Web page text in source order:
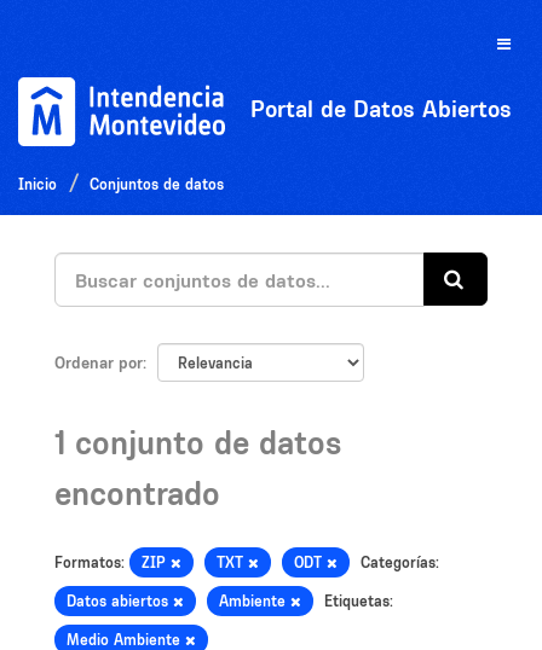
Toggle
Portal de Datos Abiertos
Inicio Conjuntos de datos
Ordenar por
1 conjunto de datos
encontrado
Formatos: ZIP TXT ODT Categorías:
Datos abiertos Ambiente Etiquetas:
Medio Ambiente